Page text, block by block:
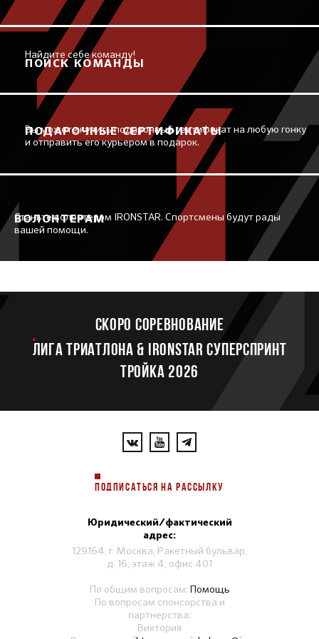
ПОИСК КОМАНДЫ
Найдите себе команду!
ПОДАРОЧНЫЕ СЕРТИФИКАТЫ
Вы можете купить подарочный сертификат на любую гонку
и отправить его курьером в подарок.
ВОЛОНТЕРАМ
Станьте волонтером IRONSTAR. Спортсмены будут рады
вашей помощи.
Скоро соревнование
ЛИГА ТРИАТЛОНА & IRONSTAR СУПЕРСПРИНТ
ТРОЙКА 2026
ПОДПИСАТЬСЯ НА РАССЫЛКУ
Юридический/фактический
адрес:
129164, г. Москва, Ракетный бульвар,
д. 16, этаж 4, офис 401
По общим вопросам: Помощь
По вопросам спонсорства и
партнерства:
Виктория